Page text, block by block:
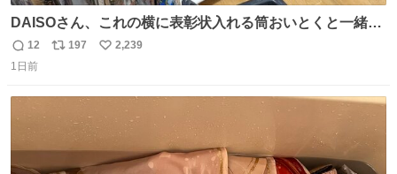
DAISOさん、これの横に表彰状入れる筒おいとくと一緒に
売れますのでご検討下さい
返
信
12
リ
197
い
2,239
1日前